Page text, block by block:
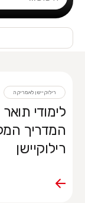
רילוקיישן לאמריקה
לימודי
המדריך
רילוקיישן